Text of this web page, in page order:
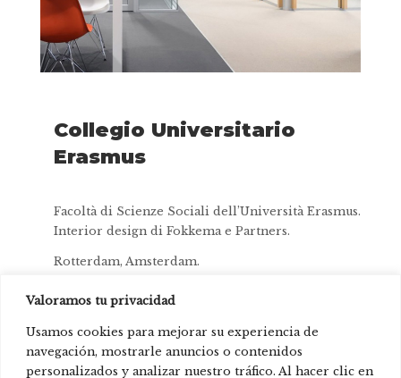
Valoramos tu privacidad
Usamos cookies para mejorar su experiencia de
navegación, mostrarle anuncios o contenidos
personalizados y analizar nuestro tráfico. Al hacer clic en
Collegio Universitario
Erasmus
Facoltà di Scienze Sociali dell’Università Erasmus.
Interior design di Fokkema e Partners.
Rotterdam, Amsterdam.